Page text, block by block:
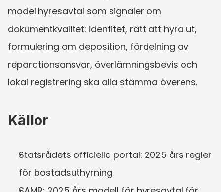
modellhyresavtal som signaler om
dokumentkvalitet: identitet, rätt att hyra ut,
formulering om deposition, fördelning av
reparationsansvar, överlämningsbevis och
lokal registrering ska alla stämma överens.
Källor
Statsrådets officiella portal: 2025 års regler
för bostadsuthyrning